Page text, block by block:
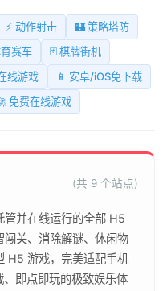
⚡ 动作射击
🏰 策略塔防
赛车
🃏 棋牌街机
线游戏
📱 安卓/iOS免下载
免费在线游戏
(共 9 个站点)
管并在线运行的全部 H5
闯关、消除解谜、休闲物
H5 游戏，完美适配手机
即点即玩的极致娱乐体